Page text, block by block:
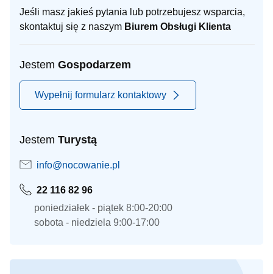
Jeśli masz jakieś pytania lub potrzebujesz wsparcia,
skontaktuj się z naszym Biurem Obsługi Klienta
Jestem Gospodarzem
Wypełnij formularz kontaktowy
Jestem Turystą
info@nocowanie.pl
22 116 82 96
poniedziałek - piątek 8:00-20:00
sobota - niedziela 9:00-17:00